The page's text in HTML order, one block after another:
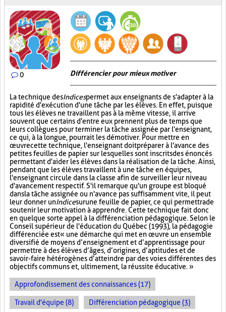
0 Différencier pour mieux motiver
La technique desIndicespermet aux enseignants de s'adapter à la
rapidité d'exécution d'une tâche par les élèves. En effet, puisque
tous les élèves ne travaillent pas à la même vitesse, il arrive
souvent que certains d'entre eux prennent plus de temps que
leurs collègues pour terminer la tâche assignée par l'enseignant,
ce qui, à la longue, pourrait les démotiver. Pour mettre en
œuvre cette technique, l'enseignant doit préparer à l'avance des
petites feuilles de papier sur lesquelles sont inscrits des énoncés
permettant d'aider les élèves dans la réalisation de la tâche. Ainsi,
pendant que les élèves travaillent à une tâche en équipes,
l'enseignant circule dans la classe afin de surveiller leur niveau
d'avancement respectif. S'il remarque qu'un groupe est bloqué
dans la tâche assignée ou n'avance pas suffisamment vite, il peut
leur donner unIndicesurune feuille de papier, ce qui permettra de
soutenir leur motivation à apprendre. Cette technique fait donc
en quelque sorte appel à la différenciation pédagogique. Selon le
Conseil supérieur de l'éducation du Québec (1993), la pédagogie
différenciée est « une démarche qui met en œuvre un ensemble
diversifié de moyens d’enseignement et d’apprentissage pour
permettre à des élèves d’âges, d’origines, d’aptitudes et de
savoir-faire hétérogènes d’atteindre par des voies différentes des
objectifs communs et, ultimement, la réussite éducative. »
Approfondissement des connaissances (17)
Travail d'équipe (8) Différenciation pédagogique (3)